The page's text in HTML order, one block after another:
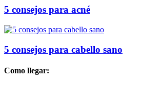
5 consejos para acné
5 consejos para cabello sano
Como llegar: